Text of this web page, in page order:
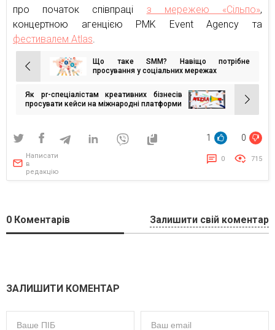
про початок співпраці з мережею «Сільпо»,
концертною агенцією PMK Event Agency та
фестивалем Atlas.
Навігація
записів
Що таке SMM? Навіщо потрібне
просування у соціальних мережах
Як pr-спеціалістам креативних бізнесів
просувати кейси на міжнародні платформи
1 0
Написати
в
редакцію
0 715
0 Коментарів Залишити свій коментар
ЗАЛИШИТИ КОМЕНТАР